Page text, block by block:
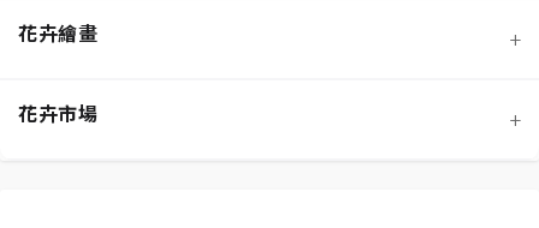
向日葵
桌花
花籃
畢業典禮
開幕喬遷
鮮花保養
花卉繪畫 +
花卉市場 +